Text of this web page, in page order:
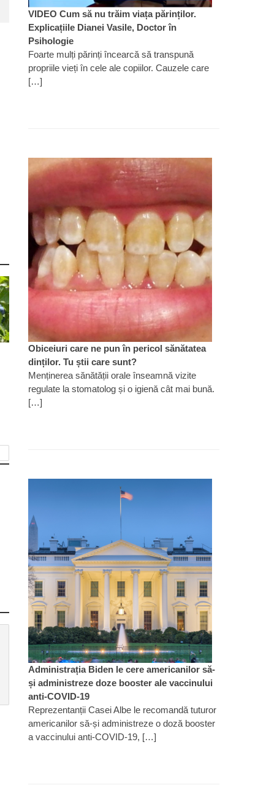
VIDEO Cum să nu trăim viața părinților.
Explicațiile Dianei Vasile, Doctor în
Psihologie
Foarte mulți părinți încearcă să transpună
propriile vieți în cele ale copiilor. Cauzele care
[…]
Obiceiuri care ne pun în pericol sănătatea
dinților. Tu știi care sunt?
Menținerea sănătății orale înseamnă vizite
regulate la stomatolog și o igienă cât mai bună.
[…]
Administrația Biden le cere americanilor să-
și administreze doze booster ale vaccinului
anti-COVID-19
Reprezentanții Casei Albe le recomandă tuturor
americanilor să-și administreze o doză booster
a vaccinului anti-COVID-19, […]